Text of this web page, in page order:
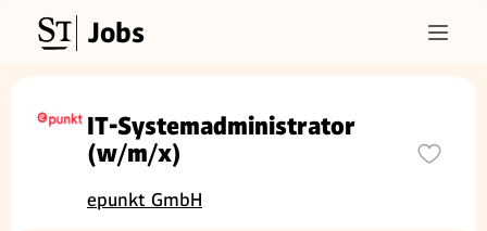
Jobs
IT-Systemadministrator
(w/m/x)
epunkt GmbH